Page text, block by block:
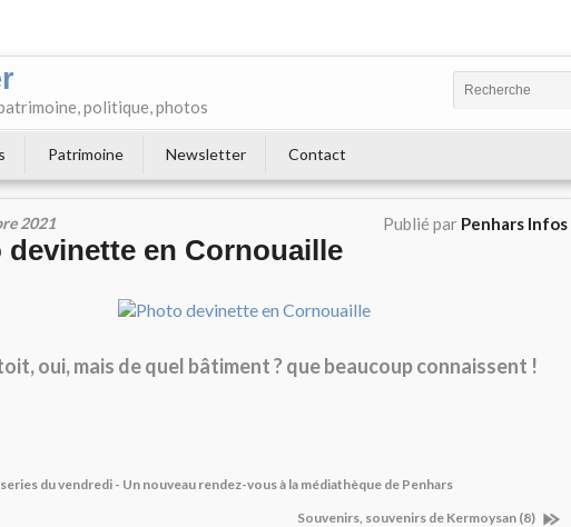
politique, photos
Patrimoine Newsletter Contact
2021 Publié par Penhars Infos
devinette en Cornouaille
oui, mais de quel bâtiment ? que beaucoup connaissent !
du vendredi - Un nouveau rendez-vous à la médiathèque de Penhars
Souvenirs, souvenirs de Kermoysan (8)